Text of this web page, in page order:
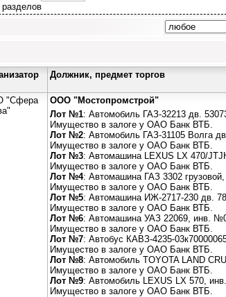
Должник, предмет торгов
"Сфера
ООО "Мостопромстрой"
Лот №1: Автомобиль ГАЗ-32213 дв.
Имущество в залоге у ОАО Банк ВТБ.
Лот №2: Автомобиль ГАЗ-31105 Волга
Имущество в залоге у ОАО Банк ВТБ.
Лот №3: Автомашина LEXUS LX 470/
Имущество в залоге у ОАО Банк ВТБ.
Лот №4: Автомашина ГАЗ 3302
Имущество в залоге у ОАО Банк ВТБ.
Лот №5: Автомашина ИЖ-2717-230 дв.
Имущество в залоге у ОАО Банк ВТБ.
Лот №6: Автомашина УАЗ 22069, инв.
Имущество в залоге у ОАО Банк ВТБ.
Лот №7: Автобус КАВЗ-4235-
Имущество в залоге у ОАО Банк ВТБ.
Лот №8: Автомобиль TOYOTA LAND
Имущество в залоге у ОАО Банк ВТБ.
Лот №9: Автомобиль LEXUS LX 570,
Имущество в залоге у ОАО Банк ВТБ.